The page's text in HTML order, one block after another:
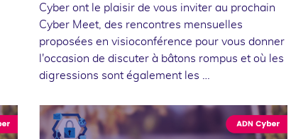
Cyber ont le plaisir de vous inviter au prochain
Cyber Meet, des rencontres mensuelles
proposées en visioconférence pour vous donner
l'occasion de discuter à bâtons rompus et où les
digressions sont également les …